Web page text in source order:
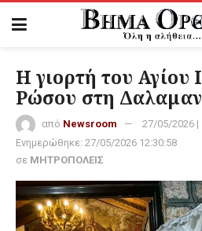
Η γιορτή του Αγίου
Ρώσου στη
από Newsroom
27/05/2026 |
Ενημερώθηκε: 27/05/2026 12:30:58
σε ΜΗΤΡΟΠΟΛΕΙΣ